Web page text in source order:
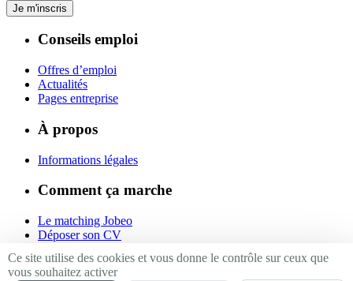
Je m'inscris
Conseils emploi
Offres d’emploi
Actualités
Pages entreprise
À propos
Informations légales
Comment ça marche
Le matching Jobeo
Déposer son CV
Ce site utilise des cookies et vous donne le contrôle sur ceux que
vous souhaitez activer